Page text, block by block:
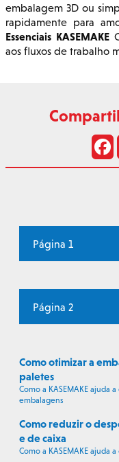
embalagem 3D ou
rapidamente para
Essenciais KASEMAKE
aos fluxos de trabalho
Página 1
Página 2
Como otimizar a
paletes
Como a KASEMAKE ajuda
embalagens
Como reduzir o
e de caixa
Como a KASEMAKE ajuda